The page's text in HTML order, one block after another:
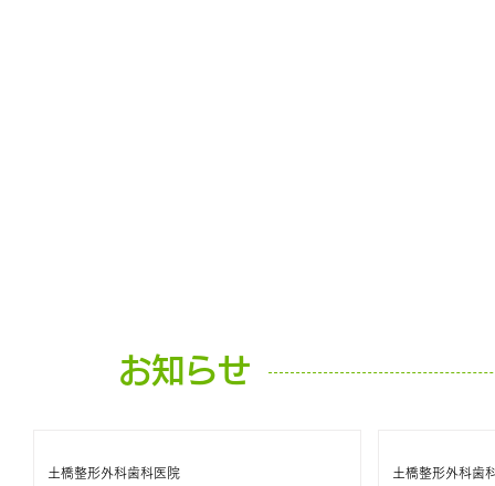
お知らせ
土橋整形外科歯科医院
土橋整形外科歯